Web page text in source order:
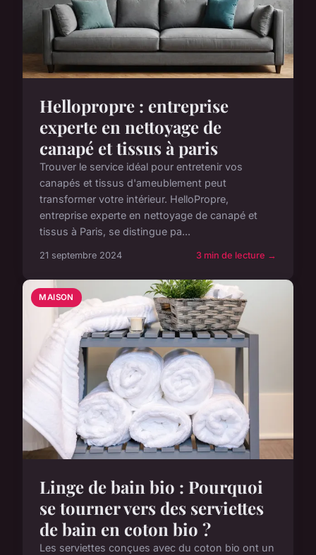
Hellopropre : entreprise
experte en nettoyage de
canapé et tissus à paris
Trouver le service idéal pour entretenir vos
canapés et tissus d'ameublement peut
transformer votre intérieur. HelloPropre,
entreprise experte en nettoyage de canapé et
tissus à Paris, se distingue pa...
21 septembre 2024 3 min de lecture →
MAISON
Linge de bain bio : Pourquoi
se tourner vers des serviettes
de bain en coton bio ?
Les serviettes conçues avec du coton bio ont un